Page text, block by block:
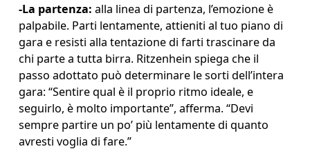
-La partenza: alla linea di partenza, l’emozione è
palpabile. Parti lentamente, attieniti al tuo piano di
gara e resisti alla tentazione di farti trascinare da
chi parte a tutta birra. Ritzenhein spiega che il
passo adottato può determinare le sorti dell’intera
gara: “Sentire qual è il proprio ritmo ideale, e
seguirlo, è molto importante”, afferma. “Devi
sempre partire un po’ più lentamente di quanto
avresti voglia di fare.”